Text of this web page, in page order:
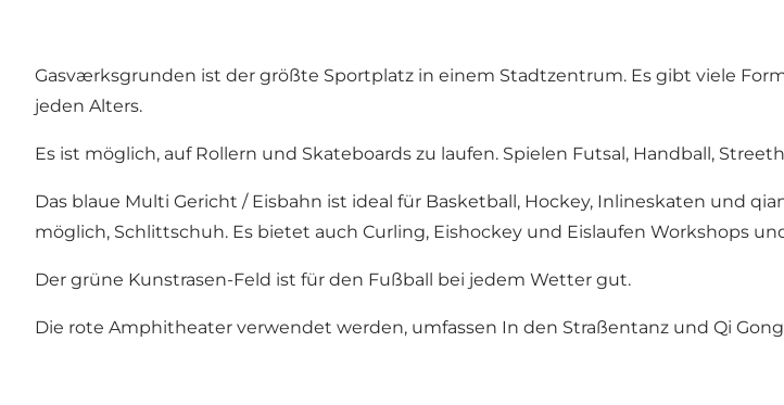
Gasværksgrunden ist der größte Sportplatz in einem Stadtzentrum. Es gibt viele
jeden Alters.
Es ist möglich, auf Rollern und Skateboards zu laufen. Spielen Futsal, Handball,
Das blaue Multi Gericht / Eisbahn ist ideal für Basketball, Hockey, Inlineskaten und
möglich, Schlittschuh. Es bietet auch Curling, Eishockey und Eislaufen Workshops
Der grüne Kunstrasen-Feld ist für den Fußball bei jedem Wetter gut.
Die rote Amphitheater verwendet werden, umfassen In den Straßentanz und Qi